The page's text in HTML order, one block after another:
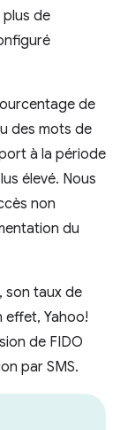
de
de
des mots de
à la période
élevé. Nous
non
du
son taux de
effet, Yahoo!
de FIDO
par SMS.